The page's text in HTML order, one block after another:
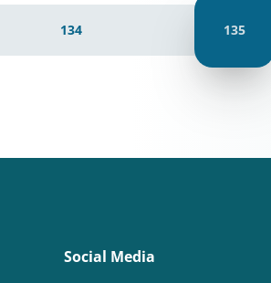
134 135
Social Media